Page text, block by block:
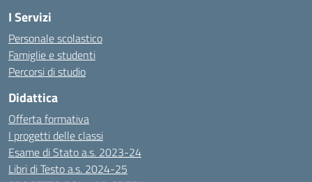
I Servizi
Personale scolastico
Famiglie e studenti
Percorsi di studio
Didattica
Offerta formativa
I progetti delle classi
Esame di Stato a.s. 2023-24
Libri di Testo a.s. 2024-25